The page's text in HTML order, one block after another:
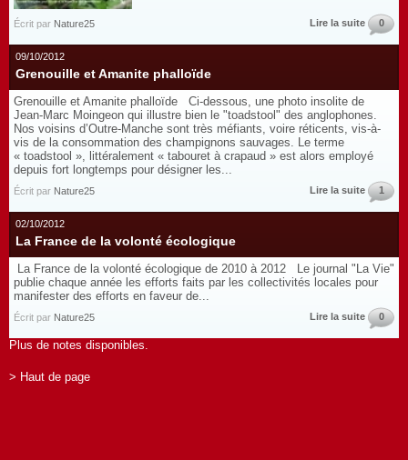
Écrit par Nature25 Lire la suite 0
09/10/2012
Grenouille et Amanite phalloïde
Grenouille et Amanite phalloïde Ci-dessous, une photo insolite de
Jean-Marc Moingeon qui illustre bien le "toadstool" des anglophones.
Nos voisins d’Outre-Manche sont très méfiants, voire réticents, vis-à-
vis de la consommation des champignons sauvages. Le terme
« toadstool », littéralement « tabouret à crapaud » est alors employé
depuis fort longtemps pour désigner les...
Écrit par Nature25 Lire la suite 1
02/10/2012
La France de la volonté écologique
La France de la volonté écologique de 2010 à 2012 Le journal "La Vie"
publie chaque année les efforts faits par les collectivités locales pour
manifester des efforts en faveur de...
Écrit par Nature25 Lire la suite 0
Plus de notes disponibles.
> Haut de page